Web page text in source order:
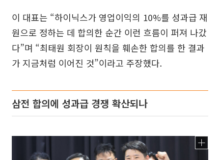
이 대표는 “하이닉스가 영업이익의 10%를 성과급 재
원으로 정하는 데 합의한 순간 이런 흐름이 퍼져 나갔
다”며 “최태원 회장이 원칙을 훼손한 합의를 한 결과
가 지금처럼 이어진 것”이라고 주장했다.
삼전 합의에 성과급 경쟁 확산되나